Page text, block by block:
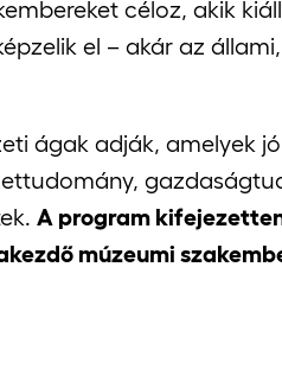
céloz, akik
el – akár az
ágak adják, amelyek
A program
múzeumi